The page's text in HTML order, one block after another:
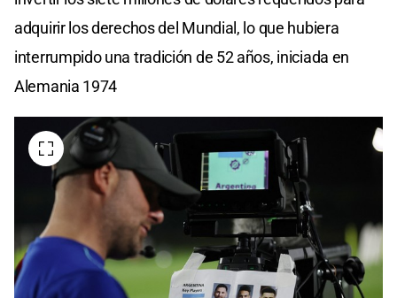
adquirir los derechos del Mundial, lo que hubiera
interrumpido una tradición de 52 años, iniciada en
Alemania 1974